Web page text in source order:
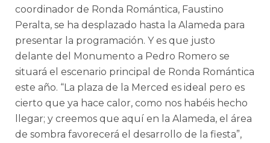
coordinador de Ronda Romántica, Faustino
Peralta, se ha desplazado hasta la Alameda para
presentar la programación. Y es que justo
delante del Monumento a Pedro Romero se
situará el escenario principal de Ronda Romántica
este año. “La plaza de la Merced es ideal pero es
cierto que ya hace calor, como nos habéis hecho
llegar; y creemos que aquí en la Alameda, el área
de sombra favorecerá el desarrollo de la fiesta”,